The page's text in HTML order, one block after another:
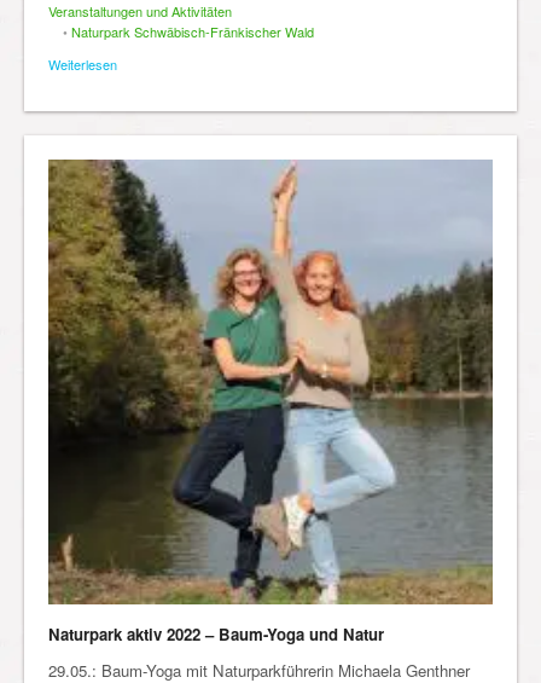
Veranstaltungen und Aktivitäten
• Naturpark Schwäbisch-Fränkischer Wald
Weiterlesen
Naturpark aktiv 2022 – Baum-Yoga und Natur
29.05.: Baum-Yoga mit Naturparkführerin Michaela Genthner